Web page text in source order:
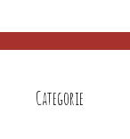
Categorie